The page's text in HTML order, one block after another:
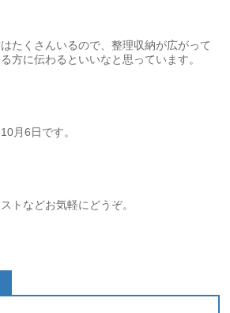
たくさんいるので、整理収納が広がって
方に伝わるといいなと思っています。
月6日です。
トなどお気軽にどうぞ。